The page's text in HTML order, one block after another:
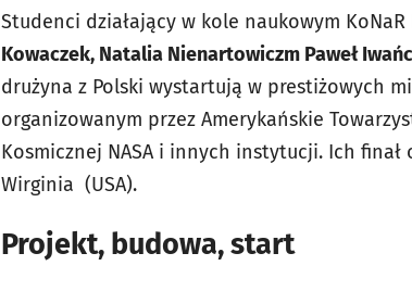
Studenci działający w kole naukowym
Kowaczek, Natalia Nienartowiczm Paweł
drużyna z Polski wystartują w prestiżowych
organizowanym przez Amerykańskie
Kosmicznej NASA i innych instytucji. Ich
Wirginia (USA).
Projekt, budowa, start